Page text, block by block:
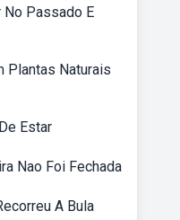
Passado E
Plantas Naturais
Estar
Nao Foi Fechada
A Bula